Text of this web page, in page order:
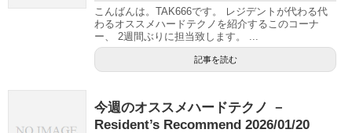
こんばんは。TAK666です。 レジデントが代わる代
わるオススメハードテクノを紹介するこのコーナ
ー、 2週間ぶりに担当致します。 ...
記事を読む
今週のオススメハードテクノ －
Resident’s Recommend 2026/01/20